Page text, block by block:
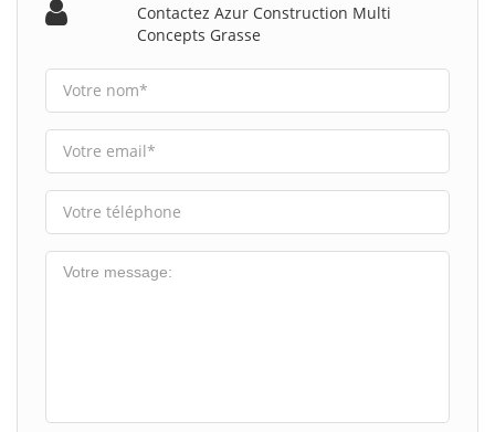
Contactez Azur Construction Multi
Concepts Grasse